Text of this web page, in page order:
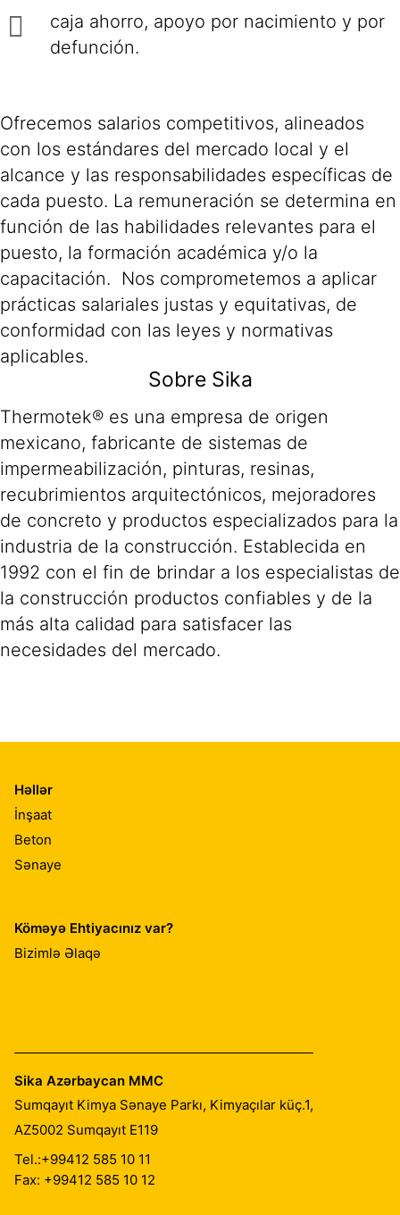
caja ahorro, apoyo por nacimiento y por
defunción.
Ofrecemos salarios competitivos, alineados
con los estándares del mercado local y el
alcance y las responsabilidades específicas de
cada puesto. La remuneración se determina en
función de las habilidades relevantes para el
puesto, la formación académica y/o la
capacitación. Nos comprometemos a aplicar
prácticas salariales justas y equitativas, de
conformidad con las leyes y normativas
aplicables.
Sobre Sika
Thermotek® es una empresa de origen
mexicano, fabricante de sistemas de
impermeabilización, pinturas, resinas,
recubrimientos arquitectónicos, mejoradores
de concreto y productos especializados para la
industria de la construcción. Establecida en
1992 con el fin de brindar a los especialistas de
la construcción productos confiables y de la
más alta calidad para satisfacer las
necesidades del mercado.
Həllər
İnşaat
Beton
Sənaye
Köməyə Ehtiyacınız var?
Bizimlə Əlaqə
Sika Azərbaycan MMC
Sumqayıt Kimya Sənaye Parkı, Kimyaçılar küç.1,
AZ5002 Sumqayıt E119
Tel.:+99412 585 10 11
Fax: +99412 585 10 12